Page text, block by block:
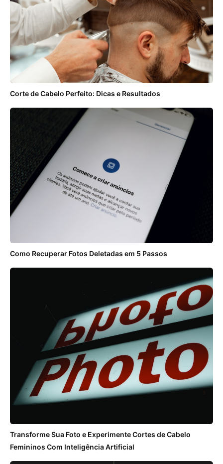
Corte de Cabelo Perfeito: Dicas e Resultados
Como Recuperar Fotos Deletadas em 5 Passos
Transforme Sua Foto e Experimente Cortes de Cabelo
Femininos Com Inteligência Artificial